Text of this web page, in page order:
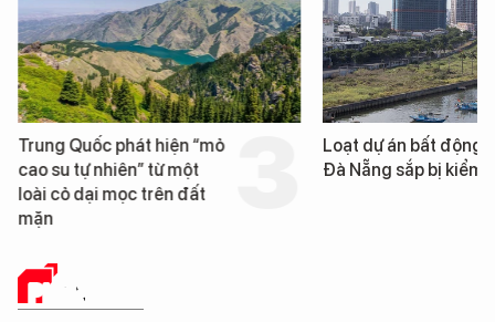
Trung Quốc phát hiện “mỏ
cao su tự nhiên” từ một
loài cỏ dại mọc trên đất
mặn
Loạt dự án bất động
Đà Nẵng sắp bị kiểm
PHÂN TÍCH